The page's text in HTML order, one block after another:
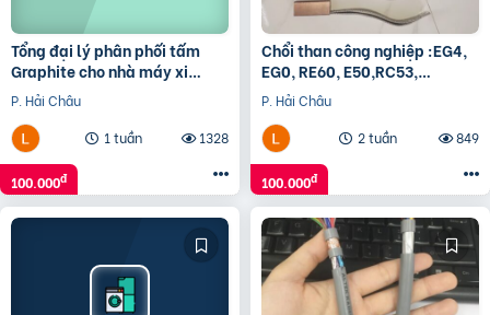
Tổng đại lý phân phối tấm
Graphite cho nhà máy xi
măng
P. Hải Châu
1 tuần
1328
100.000đ
Chổi than công nghiệp :EG4,
EG0, RE60, E50,RC53,
KD5883K…
P. Hải Châu
2 tuần
849
100.000đ